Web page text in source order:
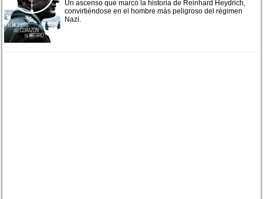
Un ascenso que marcó la historia de Reinhard Heydrich,
convirtiéndose en el hombre más peligroso del régimen
Nazi.